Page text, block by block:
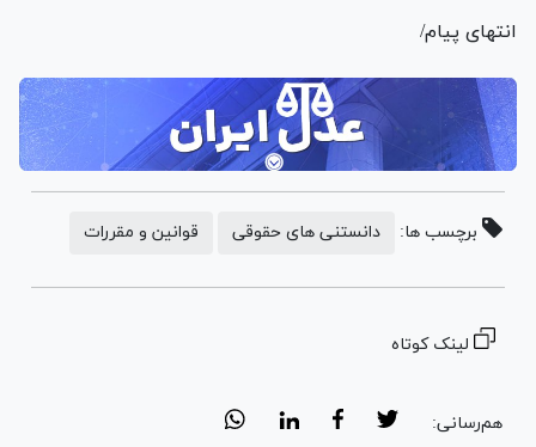
انتهای پیام/
برچسب ها: دانستنی های حقوقی قوانین و مقررات
لینک کوتاه
هم‌رسانی: